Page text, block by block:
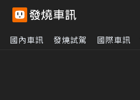
國內車訊 發燒試駕 國際車訊